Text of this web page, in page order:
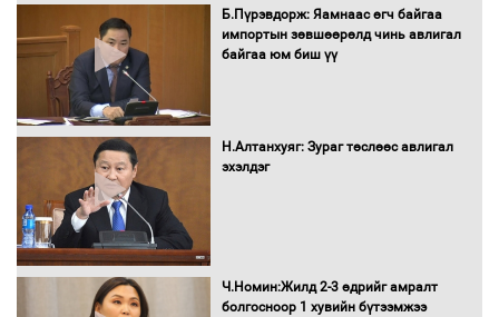
Нөөцийн махны худалдаа,
борлуулалтыг нээлттэй ил тод
болгоно
Монгол Улс “COP17”-д “Тал хээрийн
төлөвлөгөө”-гөө танилцуулна
худалдан авах журмыг баталлаа
Б.Пүрэвдорж: Яамнаас өгч байгаа
импортын зөвшөөрөлд чинь авлигал
байгаа юм биш үү
Н.Алтанхуяг: Зураг төслөөс авлигал
эхэлдэг
Ч.Номин:Жилд 2-3 өдрийг амралт
болгосноор 1 хувийн бүтээмжээ